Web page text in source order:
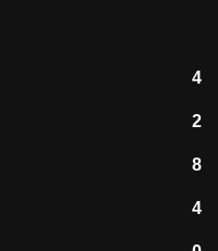
4
2
8
4